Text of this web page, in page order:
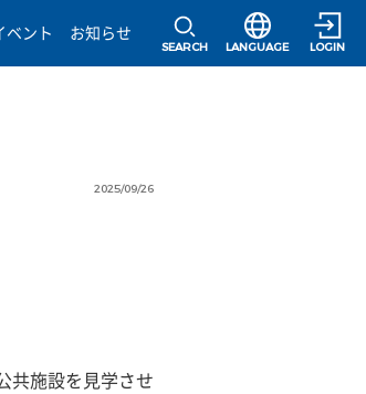
ベント
お知らせ
SEARCH
選択すると言語
LANGUAGE LOGIN
2025/09/26
共施設を見学させ